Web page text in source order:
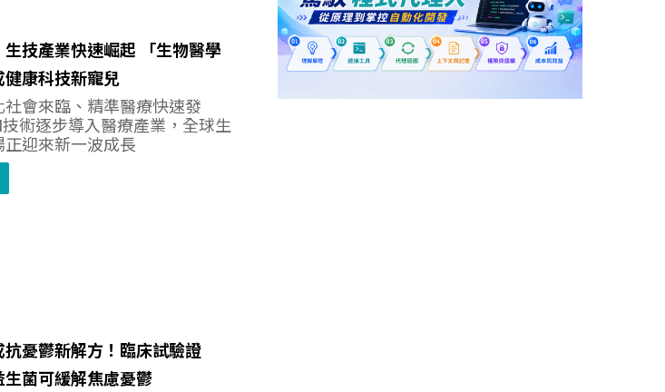
技產業快速崛起 「生物醫學
健康科技新寵兒
社會來臨、精準醫療快速發
術逐步導入醫療產業，全球生
迎來新一波成長
憂鬱新解方！臨床試驗證
菌可緩解焦慮憂鬱